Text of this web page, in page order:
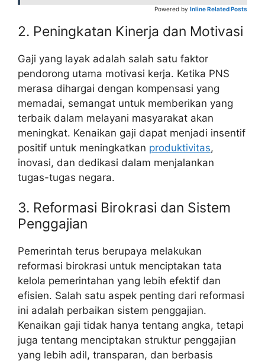
Powered by Inline Related Posts
2. Peningkatan Kinerja dan Motivasi
Gaji yang layak adalah salah satu faktor
pendorong utama motivasi kerja. Ketika PNS
merasa dihargai dengan kompensasi yang
memadai, semangat untuk memberikan yang
terbaik dalam melayani masyarakat akan
meningkat. Kenaikan gaji dapat menjadi insentif
positif untuk meningkatkan produktivitas,
inovasi, dan dedikasi dalam menjalankan
tugas-tugas negara.
3. Reformasi Birokrasi dan Sistem
Penggajian
Pemerintah terus berupaya melakukan
reformasi birokrasi untuk menciptakan tata
kelola pemerintahan yang lebih efektif dan
efisien. Salah satu aspek penting dari reformasi
ini adalah perbaikan sistem penggajian.
Kenaikan gaji tidak hanya tentang angka, tetapi
juga tentang menciptakan struktur penggajian
yang lebih adil, transparan, dan berbasis